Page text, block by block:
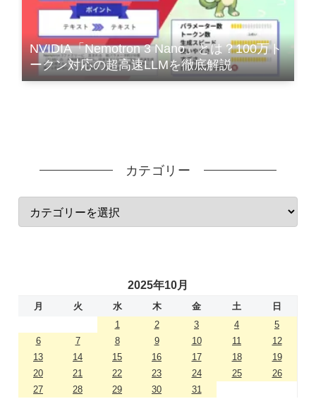
NVIDIA「Nemotron 3 Nano」とは？100万ト
ークン対応の超高速LLMを徹底解説
カテゴリー
2025年10月
月 火 水 木 金 土
日
1
2 3 4
5
6
7 8 9 10 11
12
13
14 15 16 17 18
19
20
21 22 23 24 25
26
27
28 29 30 31